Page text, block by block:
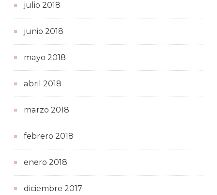
julio 2018
junio 2018
mayo 2018
abril 2018
marzo 2018
febrero 2018
enero 2018
diciembre 2017